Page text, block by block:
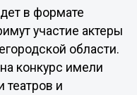
в формате
участие актеры
области.
конкурс имели
театров и